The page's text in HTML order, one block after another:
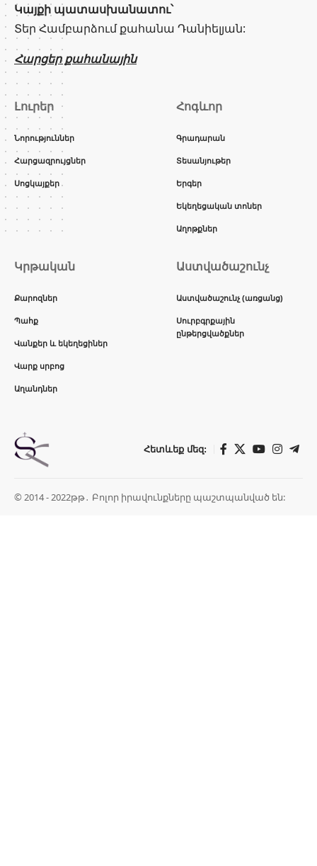
Կայքի պատասխանատու՝
Տեր Համբարձում քահանա Դանիելյան:
Հարցեր քահանային
Լուրեր
Նորություններ
Հարցազրույցներ
Սոցկայքեր
Հոգևոր
Գրադարան
Տեսանյութեր
Երգեր
Եկեղեցական տոներ
Աղոթքներ
Կրթական
Քարոզներ
Պահք
Վանքեր և եկեղեցիներ
Վարք սրբոց
Աղանդներ
Աստվածաշունչ
Աստվածաշունչ (առցանց)
Սուրբգրքային
ընթերցվածքներ
Հետևեք մեզ:
© 2014 - 2022թթ․ Բոլոր իրավունքները պաշտպանված են: